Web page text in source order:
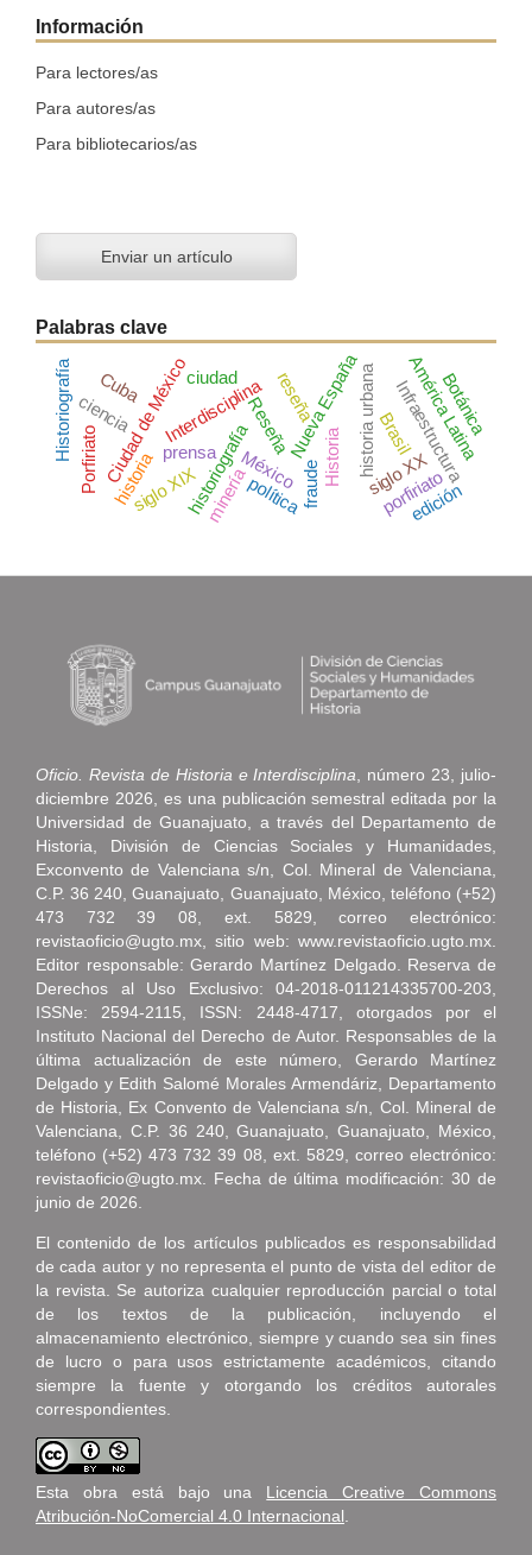
Información
Para lectores/as
Para autores/as
Para bibliotecarios/as
Enviar un artículo
Palabras clave
México Historia
historiografía
siglo XIX
Nueva Españahistoria urbana
historia
reseña
Ciudad de México Reseña
Interdisciplina
ciencia
siglo XX
prensa
fraude
ciudad
Infraestructura
minería porfiriato
Historiografía
política
BrasilAmérica Latina
edición
Porfiriato
Cuba Botánica
Oficio. Revista de Historia e Interdisciplina, número 23, julio-
diciembre 2026, es una publicación semestral editada por la
Universidad de Guanajuato, a través del Departamento de
Historia, División de Ciencias Sociales y Humanidades,
Exconvento de Valenciana s/n, Col. Mineral de Valenciana,
C.P. 36 240, Guanajuato, Guanajuato, México, teléfono (+52)
473 732 39 08, ext. 5829, correo electrónico:
revistaoficio@ugto.mx, sitio web: www.revistaoficio.ugto.mx.
Editor responsable: Gerardo Martínez Delgado. Reserva de
Derechos al Uso Exclusivo: 04-2018-011214335700-203,
ISSNe: 2594-2115, ISSN: 2448-4717, otorgados por el
Instituto Nacional del Derecho de Autor. Responsables de la
última actualización de este número, Gerardo Martínez
Delgado y Edith Salomé Morales Armendáriz, Departamento
de Historia, Ex Convento de Valenciana s/n, Col. Mineral de
Valenciana, C.P. 36 240, Guanajuato, Guanajuato, México,
teléfono (+52) 473 732 39 08, ext. 5829, correo electrónico:
revistaoficio@ugto.mx. Fecha de última modificación: 30 de
junio de 2026.
El contenido de los artículos publicados es responsabilidad
de cada autor y no representa el punto de vista del editor de
la revista. Se autoriza cualquier reproducción parcial o total
de los textos de la publicación, incluyendo el
almacenamiento electrónico, siempre y cuando sea sin fines
de lucro o para usos estrictamente académicos, citando
siempre la fuente y otorgando los créditos autorales
correspondientes.
Esta obra está bajo una Licencia Creative Commons
Atribución-NoComercial 4.0 Internacional.